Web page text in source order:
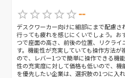
--
デスクワーカー向けに細部にまで配慮
行っても疲れを感じにくいでしょう。お
つで座面の高さ、前後の位置、リクライ
す。機能性が充実していても操作方法が
ので、レバー1つで簡単に操作できる機
性の充実度に対して価格も低いので、機
を優先したい企業は、選択肢の1つに入れ